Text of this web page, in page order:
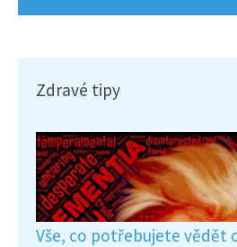
Zdravé tipy
Vše, co potřebujete vědět